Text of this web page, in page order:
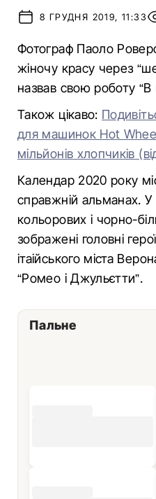
8 ГРУДНЯ 2019, 11:33
Фотограф Паоло
жіночу красу через
назвав свою роботу
Також цікаво:
для машинок Hot
мільйонів хлопчиків
Календар 2020 року
справжній альманах. У
кольорових і чорно-
зображені головні
ітаійського міста
“Ромео і Джульєтти”.
Пальне